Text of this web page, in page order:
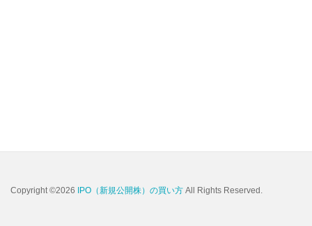
Copyright ©2026 IPO（新規公開株）の買い方 All Rights Reserved.